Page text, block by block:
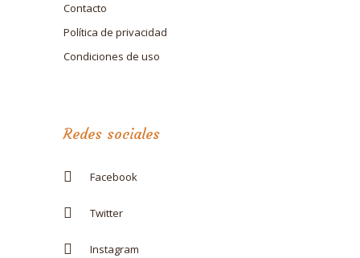
Contacto
Política de privacidad
Condiciones de uso
Redes sociales
Facebook
Twitter
Instagram